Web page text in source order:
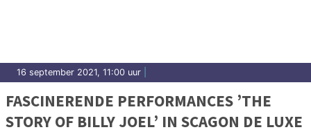
16 september 2021, 11:00 uur
FASCINERENDE PERFORMANCES ’THE
STORY OF BILLY JOEL’ IN SCAGON DE LUXE